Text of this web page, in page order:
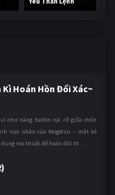
Kì Hoán Hồn Đổi Xác~
như nàng bướm rực rỡ giữa chốn
nạn nhân của Keigetsu – một kẻ
ma thuật để hoán đổi th ...